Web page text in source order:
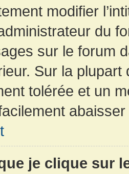
modifier
du
sur le forum
Sur la
tolérée et un
je clique sur